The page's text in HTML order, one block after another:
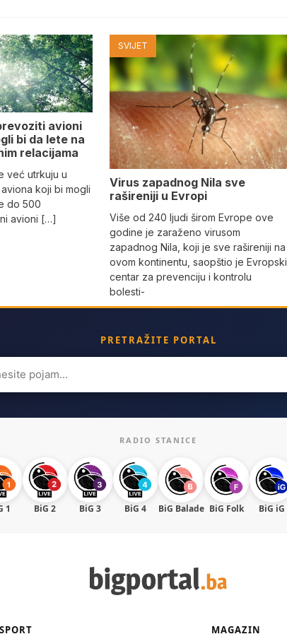
avioni
bi da lete na
relacijama
već utrkuju u
koji bi mogli
do 500
avioni […]
SVIJET
Virus zapadnog Nila sve
rašireniji u Evropi
Više od 240 ljudi širom Evrope ove
godine je zaraženo virusom
zapadnog Nila, koji je sve rašireniji na
ovom kontinentu, saopštio je Evropski
centar za prevenciju i kontrolu
bolesti-
PRETRAŽITE PORTAL
RADIO STANICE
1 BiG 2 BiG 3 BiG 4 BiG Balade BiG Folk BiG iG
SPORT MAGAZIN